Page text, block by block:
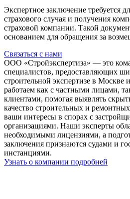
Экспертное заключение требуется
страхового случая и получения
страховой компании. Такой
основанием для обращения за
Связаться с нами
ООО «Стройэкспертиза» — это
специалистов, предоставляющих
строительной экспертизе в
работаем как с частными лицами,
клиентами, помогая выявлять
качество строительных и
ваши интересы в спорах с
организациями. Наши эксперты
необходимыми лицензиями, а
заключения признаются судами и
инстанциями.
Узнать о компании подробней